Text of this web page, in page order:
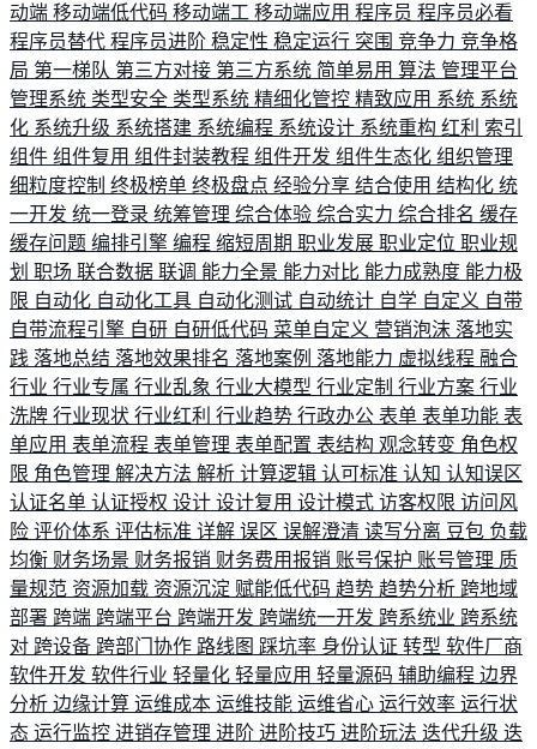
动端 移动端低代码 移动端工 移动端应用 程序员 程序员必看
程序员替代 程序员进阶 稳定性 稳定运行 突围 竞争力 竞争格
局 第一梯队 第三方对接 第三方系统 简单易用 算法 管理平台
管理系统 类型安全 类型系统 精细化管控 精致应用 系统 系统
化 系统升级 系统搭建 系统编程 系统设计 系统重构 红利 索引
组件 组件复用 组件封装教程 组件开发 组件生态化 组织管理
细粒度控制 终极榜单 终极盘点 经验分享 结合使用 结构化 统
一开发 统一登录 统筹管理 综合体验 综合实力 综合排名 缓存
缓存问题 编排引擎 编程 缩短周期 职业发展 职业定位 职业规
划 职场 联合数据 联调 能力全景 能力对比 能力成熟度 能力极
限 自动化 自动化工具 自动化测试 自动统计 自学 自定义 自带
自带流程引擎 自研 自研低代码 菜单自定义 营销泡沫 落地实
践 落地总结 落地效果排名 落地案例 落地能力 虚拟线程 融合
行业 行业专属 行业乱象 行业大模型 行业定制 行业方案 行业
洗牌 行业现状 行业红利 行业趋势 行政办公 表单 表单功能 表
单应用 表单流程 表单管理 表单配置 表结构 观念转变 角色权
限 角色管理 解决方法 解析 计算逻辑 认可标准 认知 认知误区
认证名单 认证授权 设计 设计复用 设计模式 访客权限 访问风
险 评价体系 评估标准 详解 误区 误解澄清 读写分离 豆包 负载
均衡 财务场景 财务报销 财务费用报销 账号保护 账号管理 质
量规范 资源加载 资源沉淀 赋能低代码 趋势 趋势分析 跨地域
部署 跨端 跨端平台 跨端开发 跨端统一开发 跨系统业 跨系统
对 跨设备 跨部门协作 路线图 踩坑率 身份认证 转型 软件厂商
软件开发 软件行业 轻量化 轻量应用 轻量源码 辅助编程 边界
分析 边缘计算 运维成本 运维技能 运维省心 运行效率 运行状
态 运行监控 进销存管理 进阶 进阶技巧 进阶玩法 迭代升级 迭